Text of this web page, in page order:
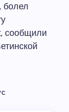
болел
сообщили